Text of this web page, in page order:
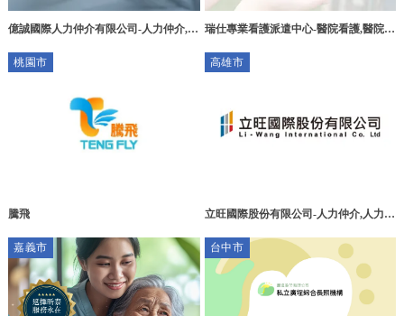
億誠國際人力仲介有限公司-人力仲介,人
介
瑞仕專業看護派遣中心-醫院看護,醫院看
桃園市
騰飛
高雄市
立旺國際股份有限公司-人力仲介,人力仲
嘉義市
台中市